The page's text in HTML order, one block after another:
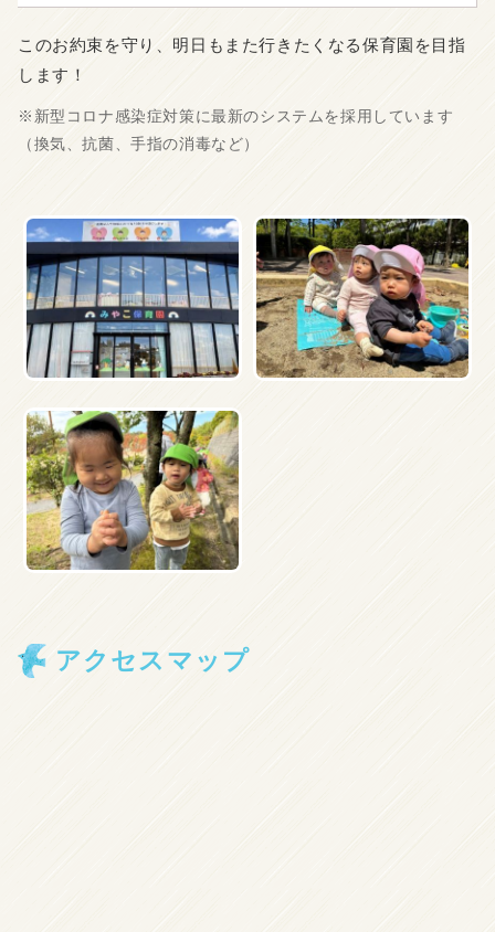
このお約束を守り、明日もまた行きたくなる保育園を目指
します！
※新型コロナ感染症対策に最新のシステムを採用しています
（換気、抗菌、手指の消毒など）
アクセスマップ